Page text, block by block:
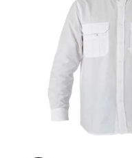
movimiento entre
recto que